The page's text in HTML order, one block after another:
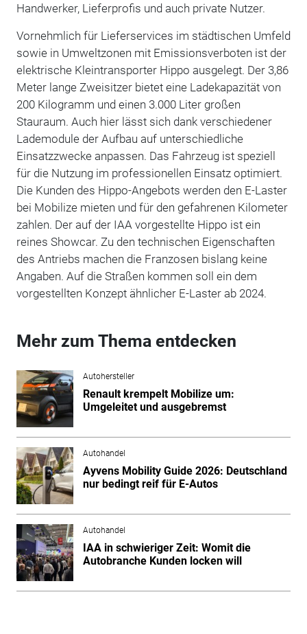
Handwerker, Lieferprofis und auch private Nutzer.
Vornehmlich für Lieferservices im städtischen Umfeld
sowie in Umweltzonen mit Emissionsverboten ist der
elektrische Kleintransporter Hippo ausgelegt. Der 3,86
Meter lange Zweisitzer bietet eine Ladekapazität von
200 Kilogramm und einen 3.000 Liter großen
Stauraum. Auch hier lässt sich dank verschiedener
Lademodule der Aufbau auf unterschiedliche
Einsatzzwecke anpassen. Das Fahrzeug ist speziell
für die Nutzung im professionellen Einsatz optimiert.
Die Kunden des Hippo-Angebots werden den E-Laster
bei Mobilize mieten und für den gefahrenen Kilometer
zahlen. Der auf der IAA vorgestellte Hippo ist ein
reines Showcar. Zu den technischen Eigenschaften
des Antriebs machen die Franzosen bislang keine
Angaben. Auf die Straßen kommen soll ein dem
vorgestellten Konzept ähnlicher E-Laster ab 2024.
Mehr zum Thema entdecken
Autohersteller
Renault krempelt Mobilize um:
Umgeleitet und ausgebremst
Autohandel
Ayvens Mobility Guide 2026: Deutschland
nur bedingt reif für E-Autos
Autohandel
IAA in schwieriger Zeit: Womit die
Autobranche Kunden locken will